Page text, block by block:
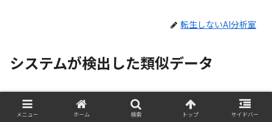
転生しないAI分析室
システムが検出した類似データ
関連記事は見つかりませんでした。
メニュー ホーム 検索 トップ サイドバー